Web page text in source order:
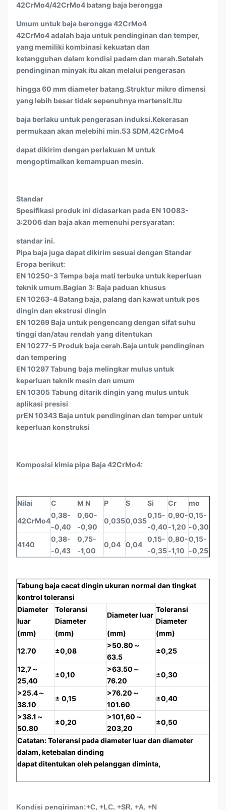
42CrMo4/42CrMo4 batang baja berongga
Umum untuk baja berongga 42CrMo4
42CrMo4 adalah baja untuk pendinginan dan temper,
yang memiliki kombinasi kekuatan dan
ketangguhan dalam kondisi padam dan marah.Setelah
pendinginan minyak itu akan melalui pengerasan
hingga 60 mm diameter batang.Struktur mikro dimensi
yang lebih besar tidak sepenuhnya martensit.Itu
baja berlaku untuk pengerasan induksi.Kekerasan
permukaan akan melebihi min.53 SDM.42CrMo4
dapat dikirim dengan perlakuan M untuk
mengoptimalkan kemampuan mesin.
Standar
Spesifikasi produk ini didasarkan pada EN 10083-
3:2006 dan baja akan memenuhi persyaratan:
standar ini.
Pipa baja juga dapat dikirim sesuai dengan Standar
Eropa berikut:
EN 10250-3 Tempa baja mati terbuka untuk keperluan
teknik umum.Bagian 3: Baja paduan khusus
EN 10263-4 Batang baja, palang dan kawat untuk pos
dingin dan ekstrusi dingin
EN 10269 Baja untuk pengencang dengan sifat suhu
tinggi dan/atau rendah yang ditentukan
EN 10277-5 Produk baja cerah.Baja untuk pendinginan
dan tempering
EN 10297 Tabung baja melingkar mulus untuk
keperluan teknik mesin dan umum
EN 10305 Tabung ditarik dingin yang mulus untuk
aplikasi presisi
prEN 10343 Baja untuk pendinginan dan temper untuk
keperluan konstruksi
Komposisi kimia pipa Baja 42CrMo4:
Nilai C M N P S Si Cr mo
42CrMo4
0,38-
-0,40
0,60-
-0,90
0,0350,035
0,15-
-0,40
0,90-
-1,20
0,15-
-0,30
4140
0,38-
-0,43
0,75-
-1,00
0,04 0,04
0,15-
-0,35
0,80-
-1,10
0,15-
-0,25
Tabung baja cacat dingin ukuran normal dan tingkat
kontrol toleransi
Diameter
luar
Toleransi
Diameter
Diameter luar
Toleransi
Diameter
(mm)
(mm) (mm) (mm)
12.70 ±0,08
>50.80～
63.5
±0,25
12,7～
25,40
±0,10
>63.50～
76.20
±0,30
>25.4～
38.10
± 0,15
>76.20～
101.60
±0,40
>38.1～
50.80
±0,20
>101,60～
203,20
±0,50
Catatan: Toleransi pada diameter luar dan diameter
dalam, ketebalan dinding
dapat ditentukan oleh pelanggan diminta,
Kondisi pengiriman:+C, +LC, +SR, +A, +N